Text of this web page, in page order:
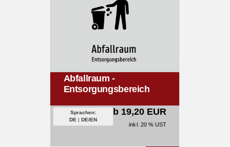
Abfallraum -
Entsorgungsbereich
Sprachen:
DE | DE/EN
ab 19,20 EUR
inkl. 20 % UST